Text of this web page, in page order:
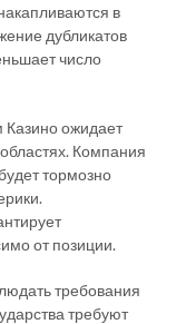
в
дубликатов
число
ожидает
Компания
тормозно
от позиции.
требования
требуют